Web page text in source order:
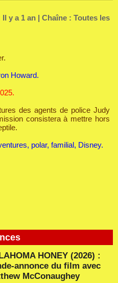
HONEY (2026) :
annonce du film avec
McConaughey
y a 1 an | Chaîne : Toutes les
Howard.
des agents de police Judy
consistera à mettre hors
polar, familial, Disney.